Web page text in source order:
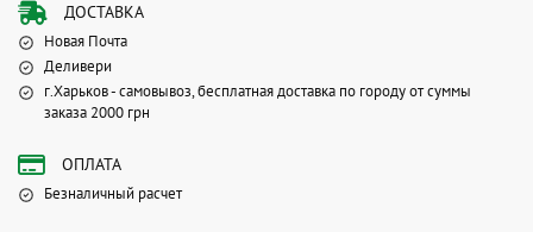
ДОСТАВКА
Новая Почта
Деливери
г.Харьков - самовывоз, бесплатная доставка по городу от суммы
заказа 2000 грн
ОПЛАТА
Безналичный расчет